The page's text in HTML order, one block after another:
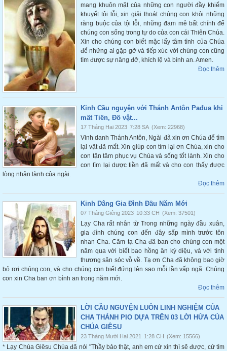
mang khuôn mặt của những con người đầy khiếm
khuyết tội lỗi, xin giải thoát chúng con khỏi những
ràng buộc của tội lỗi, những đam mê bất chính để
chúng con sống trong tự do của con cái Thiên Chúa.
Xin cho chúng con biết mặc lấy tâm tình của Chúa
để những ai gặp gỡ và tiếp xúc với chúng con cũng
tìm được sự nâng đỡ, khích lệ và bình an. Amen.
Đọc thêm
Kinh Cầu nguyện với Thánh Antôn Pađua khi
mất Tiền, Đồ vật...
17 Tháng Hai 2023 7:28 SA (Xem: 22968)
Vinh danh Thánh Antôn, Ngài đã xin ơn Chúa để tìm
lại vật đã mất. Xin giúp con tìm lại ơn Chúa, xin cho
con tận tâm phục vụ Chúa và sống tốt lành. Xin cho
con tìm lại dược tiền đã mất và cho con thấy được
lòng nhân lành của ngài.
Đọc thêm
Kinh Dâng Gia Đình Đầu Năm Mới
07 Tháng Giêng 2023 10:33 CH (Xem: 37501)
Lạy Cha rất nhân từ Trong những ngày đầu xuân,
gia đình chúng con đến đây sấp mình trước tôn
nhan Cha. Cãm tạ Cha đã ban cho chúng con một
năm qua với biết bao hồng ân kỳ diệu, và với tình
thương săn sóc vỗ về. Tạ ơn Cha đã không bao giờ
bỏ rơi chúng con, và cho chúng con biết đứng lên sao mỗi lần vấp ngã. Chúng
con xin Cha ban ơn bình an trong năm mới.
Đọc thêm
LỜI CẦU NGUYỆN LUÔN LINH NGHIỆM CỦA
CHA THÁNH PIO DỰA TRÊN 03 LỜI HỨA CỦA
CHÚA GIÊSU
23 Tháng Mười Hai 2021 1:28 CH (Xem: 15566)
* Lạy Chúa Giêsu Chúa đã nói "Thầy bảo thật, anh em cứ xin thì sẽ được, cứ tìm